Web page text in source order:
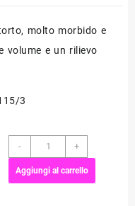
molto morbido e
volume e un rilievo
3
-
Matassina
Perlè
DMC
n.
+
Aggiungi al carrello